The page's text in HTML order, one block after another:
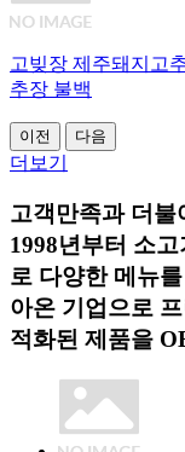
고빚장 제주돼지고
추장 불백
이전 다음
더보기
고객만족과 더불
1998년부터 소
로 다양한 메뉴
아온 기업으로
적화된 제품을